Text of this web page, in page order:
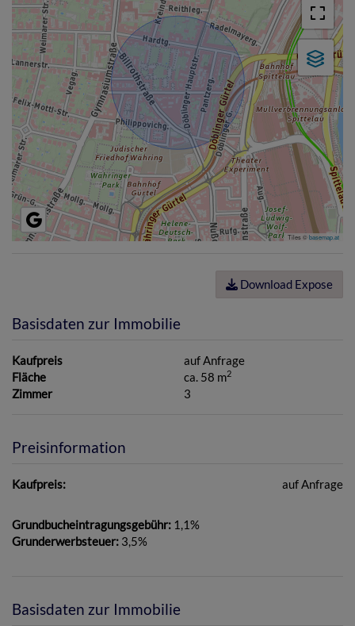
Tiles ©basemap.at
Download Expose
Basisdaten zur Immobilie
Kaufpreis
auf Anfrage
Fläche
ca. 58 m2
Zimmer 3
Preisinformation
Kaufpreis: auf Anfrage
Grundbucheintragungsgebühr: 1,1%
Grunderwerbsteuer: 3,5%
Basisdaten zur Immobilie